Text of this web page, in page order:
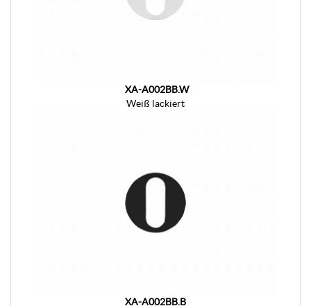
XA-A002BB.W
Weiß lackiert
XA-A002BB.B